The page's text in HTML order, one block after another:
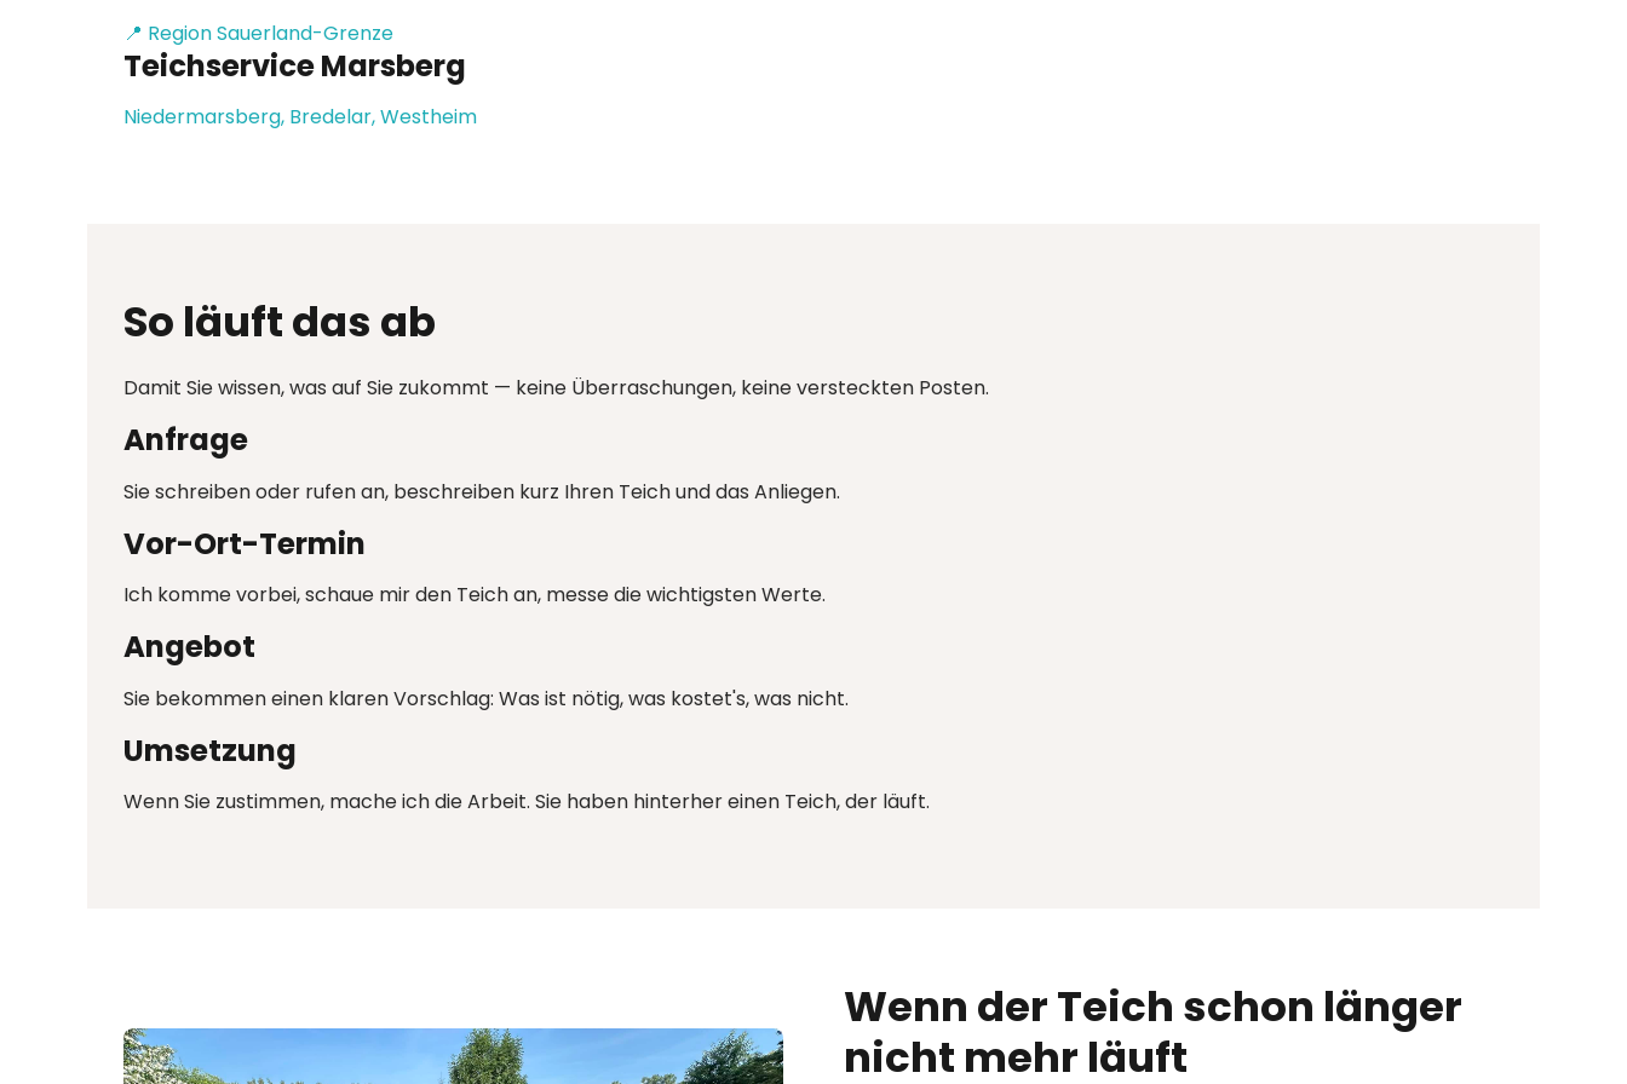
📍 Region Sauerland-Grenze
Teichservice Marsberg
Niedermarsberg, Bredelar, Westheim
So läuft das ab
Damit Sie wissen, was auf Sie zukommt — keine Überraschungen, keine versteckten Posten.
Anfrage
Sie schreiben oder rufen an, beschreiben kurz Ihren Teich und das Anliegen.
Vor-Ort-Termin
Ich komme vorbei, schaue mir den Teich an, messe die wichtigsten Werte.
Angebot
Sie bekommen einen klaren Vorschlag: Was ist nötig, was kostet's, was nicht.
Umsetzung
Wenn Sie zustimmen, mache ich die Arbeit. Sie haben hinterher einen Teich, der läuft.
Wenn der Teich schon länger
nicht mehr läuft